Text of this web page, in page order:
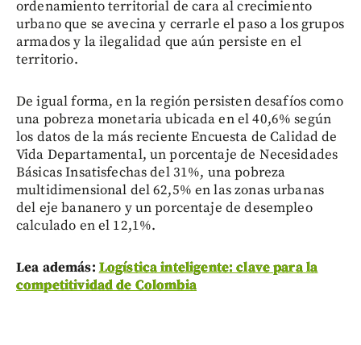
ordenamiento territorial de cara al crecimiento
urbano que se avecina y cerrarle el paso a los grupos
armados y la ilegalidad que aún persiste en el
territorio.
De igual forma, en la región persisten desafíos como
una pobreza monetaria ubicada en el 40,6% según
los datos de la más reciente Encuesta de Calidad de
Vida Departamental, un porcentaje de Necesidades
Básicas Insatisfechas del 31%, una pobreza
multidimensional del 62,5% en las zonas urbanas
del eje bananero y un porcentaje de desempleo
calculado en el 12,1%.
Lea además: Logística inteligente: clave para la
competitividad de Colombia